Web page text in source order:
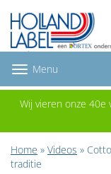
Menu
Wij vieren onze 40e
Home » Videos »
traditie